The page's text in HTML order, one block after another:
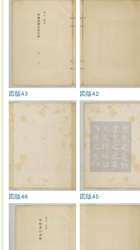
図版42
図版43
図版45
図版46